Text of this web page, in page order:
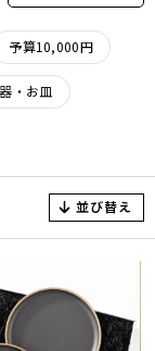
予算10,000円
・お皿
並び替え